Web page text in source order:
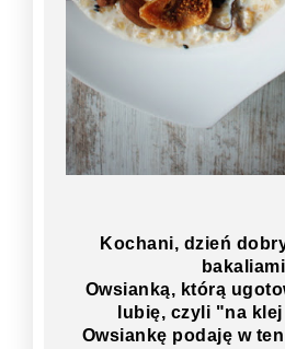
Kochani, dzień
Owsianką, którą
lubię, czyli "na
Owsiankę podaję w